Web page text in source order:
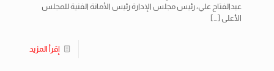
عبدالفتاح علي، رئيس مجلس الإدارة رئيس الأمانة الفنية للمجلس
الأعلى […]
إقرأ المزيد